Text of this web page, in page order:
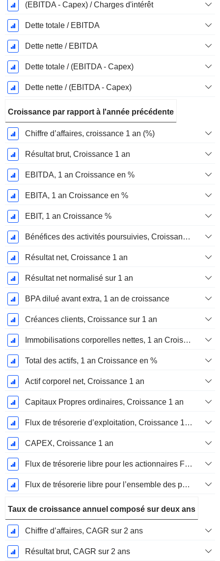
(EBITDA - Capex) / Charges d'intérêt
Dette totale / EBITDA
Dette nette / EBITDA
Dette totale / (EBITDA - Capex)
Dette nette / (EBITDA - Capex)
Croissance par rapport à l'année précédente
Chiffre d’affaires, croissance 1 an (%)
Résultat brut, Croissance 1 an
EBITDA, 1 an Croissance en %
EBITA, 1 an Croissance en %
EBIT, 1 an Croissance %
Bénéfices des activités poursuivies, Croissance 1 an
Résultat net, Croissance 1 an
Résultat net normalisé sur 1 an
BPA dilué avant extra, 1 an de croissance
Créances clients, Croissance sur 1 an
Immobilisations corporelles nettes, 1 an Croissance
Total des actifs, 1 an Croissance en %
Actif corporel net, Croissance 1 an
Capitaux Propres ordinaires, Croissance 1 an
Flux de trésorerie d’exploitation, Croissance 1 an
CAPEX, Croissance 1 an
Flux de trésorerie libre pour les actionnaires FCFE, Croissance 1 an
Flux de trésorerie libre pour l’ensemble des pourvoyeurs de fonds (créanciers et actionnaires) FCFF, Croissance 1 an
Taux de croissance annuel composé sur deux ans
Chiffre d’affaires, CAGR sur 2 ans
Résultat brut, CAGR sur 2 ans